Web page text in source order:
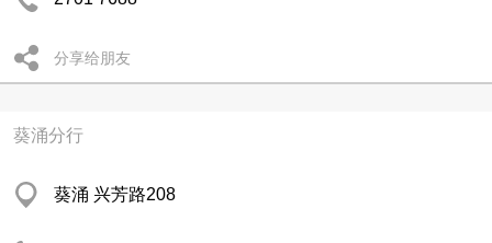
分享给朋友
葵涌分行
葵涌 兴芳路208